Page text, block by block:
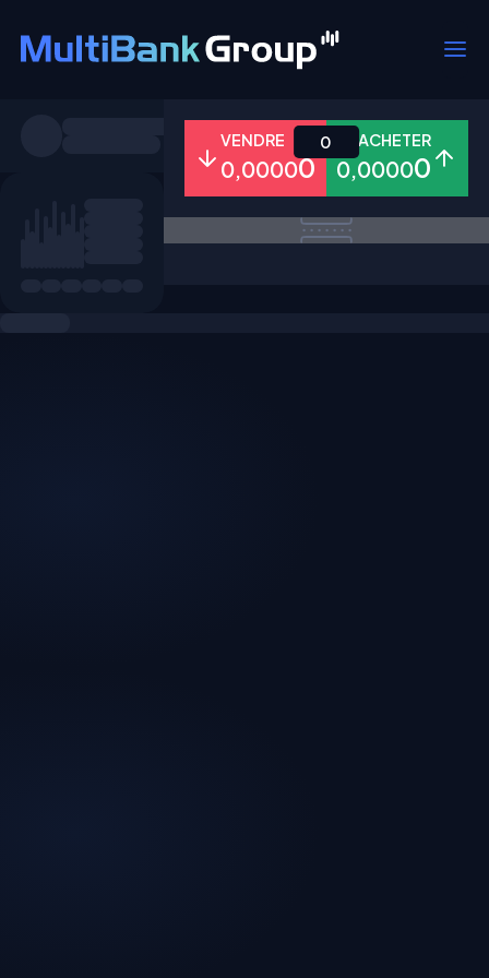
Tous Forex Métaux Actions
VENDRE
0,00000
ACHETER
0,00000
0